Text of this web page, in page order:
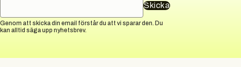
Skicka
Genom att skicka din email förstår du att vi sparar den. Du
kan alltid säga upp nyhetsbrev.